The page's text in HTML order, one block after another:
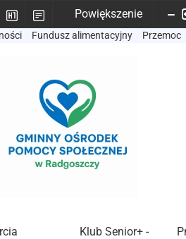
Powiększenie
Fundusz alimentacyjny Przemoc
Klub Senior+ -